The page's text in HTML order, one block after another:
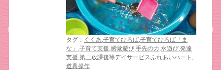
タグ： くくあ,子育てひろば,子育てひろば「ま
な」 ,子育て支援,感覚遊び,手先の力,水遊び,発達
支援,第三放課後等デイサービスふれあいハート ,
道具操作